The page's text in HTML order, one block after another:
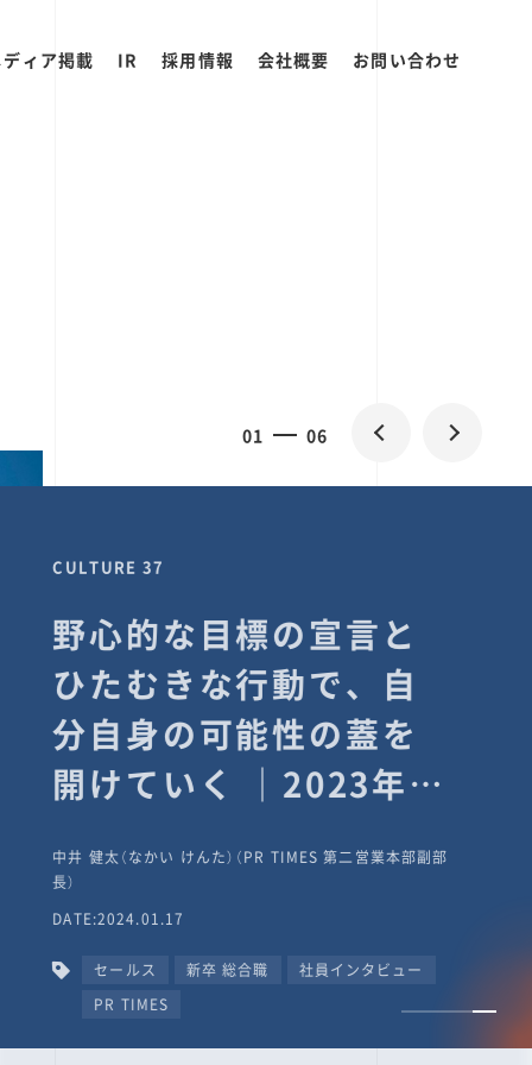
ィア掲載 IR 採用情報 会社概要 お問い合わせ
01 06
CULTURE 37
野心的な目標の宣言と
ひたむきな行動で、自
分自身の可能性の蓋を
開けていく ｜2023年度
タビュー #PR
TIMESな人たち
中井 健太（なかい けんた）（PR TIMES 第二営業本部副部
長）
DATE:2024.01.17
セールス 新卒 総合職
社員インタビュー
PR TIMES